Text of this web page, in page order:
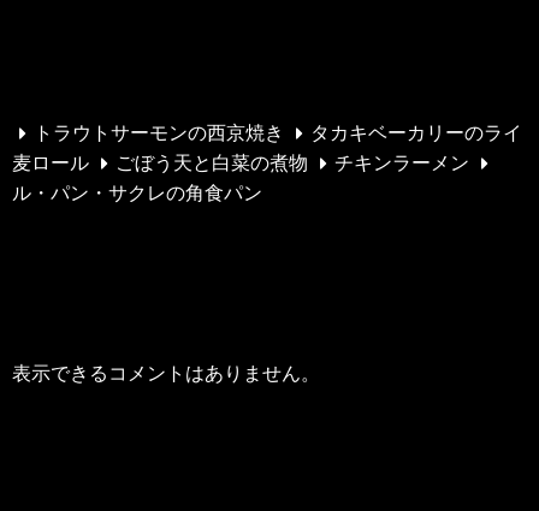
トラウトサーモンの西京焼き
タカキベーカリーのライ
麦ロール
ごぼう天と白菜の煮物
チキンラーメン
ル・パン・サクレの角食パン
表示できるコメントはありません。